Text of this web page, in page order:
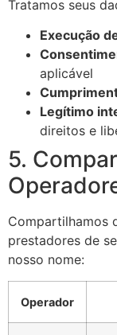
Tratamos seus
Execução
aplicável
Legítimo
direitos e
5.
Compartilhamos
prestadores de
nosso nome:
Operador